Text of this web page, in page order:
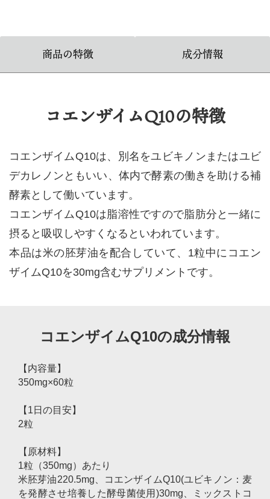
商品の特徴 成分情報
コエンザイムQ10の特徴
コエンザイムQ10は、別名をユビキノンまたはユビ
デカレノンともいい、体内で酵素の働きを助ける補
酵素として働いています。
コエンザイムQ10は脂溶性ですので脂肪分と一緒に
摂ると吸収しやすくなるといわれています。
本品は米の胚芽油を配合していて、1粒中にコエン
ザイムQ10を30mg含むサプリメントです。
コエンザイムQ10の成分情報
【内容量】
350mg×60粒
【1日の目安】
2粒
【原材料】
1粒（350mg）あたり
米胚芽油220.5mg、コエンザイムQ10(ユビキノン：麦
を発酵させ培養した酵母菌使用)30mg、ミックストコ